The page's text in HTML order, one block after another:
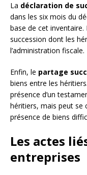
La déclaration de
dans les six mois du
base de cet
succession dont les
l’administration fiscale.
Enfin, le partage
biens entre les
présence d’un
héritiers, mais peut se
présence de biens
Les actes
entreprises